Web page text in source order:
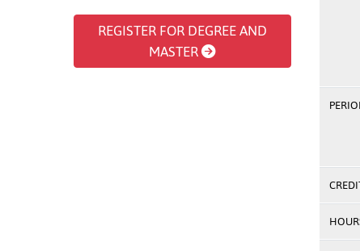
REGISTER FOR DEGREE AND
MASTER